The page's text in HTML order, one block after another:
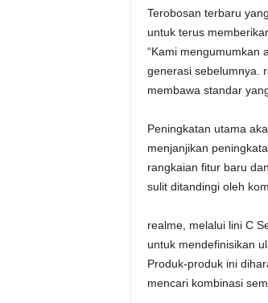
Terobosan terbaru
untuk terus
“Kami mengumumkan
generasi sebelumnya.
membawa standar
Peningkatan utama
menjanjikan
rangkaian fitur baru
sulit ditandingi oleh
realme, melalui lini C
untuk mendefinisikan
Produk-produk ini
mencari kombinasi